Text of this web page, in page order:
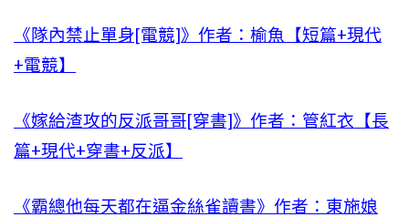
《隊內禁止單身[電競]》作者：榆魚【短篇+現代
+電競】
《嫁給渣攻的反派哥哥[穿書]》作者：管紅衣【長
篇+現代+穿書+反派】
《霸總他每天都在逼金絲雀讀書》作者：東施娘